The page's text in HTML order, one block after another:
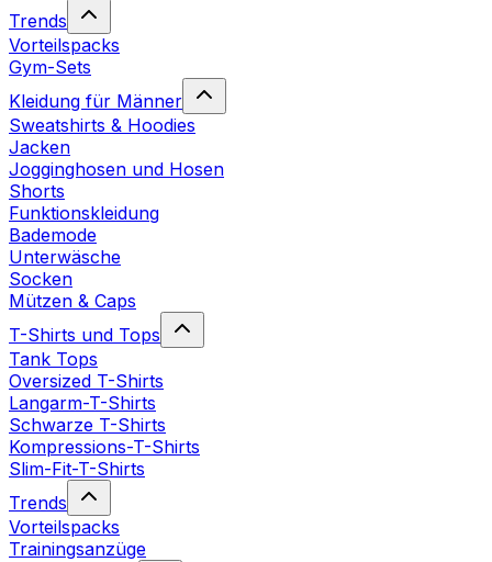
Trends
Vorteilspacks
Gym-Sets
Kleidung für Männer
Sweatshirts & Hoodies
Jacken
Jogginghosen und Hosen
Shorts
Funktionskleidung
Bademode
Unterwäsche
Socken
Mützen & Caps
T-Shirts und Tops
Tank Tops
Oversized T-Shirts
Langarm-T-Shirts
Schwarze T-Shirts
Kompressions-T-Shirts
Slim-Fit-T-Shirts
Trends
Vorteilspacks
Trainingsanzüge